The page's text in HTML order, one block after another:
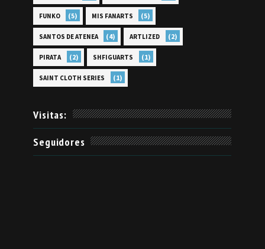
FUNKO (5) MIS FANARTS (5)
SANTOS DE ATENEA (4) ARTLIZED (2)
PIRATA (2) SHFIGUARTS (1)
SAINT CLOTH SERIES (1)
Visitas:
Seguidores